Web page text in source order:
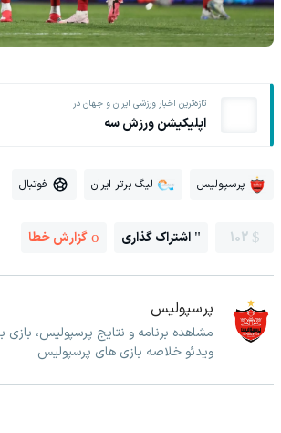
تازه‌ترین اخبار ورزشی ایران و جهان در
اپلیکیشن ورزش سه
پرسپولیس لیگ برتر ایران فوتبال
102 اشتراک گذاری گزارش خطا
پرسپولیس
مشاهده برنامه و نتایج پرسپولیس،
ویدئو خلاصه بازی های پرسپولیس